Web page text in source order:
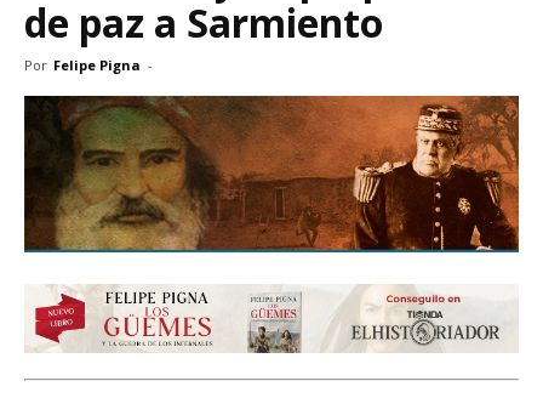
de paz a Sarmiento
Por Felipe Pigna -